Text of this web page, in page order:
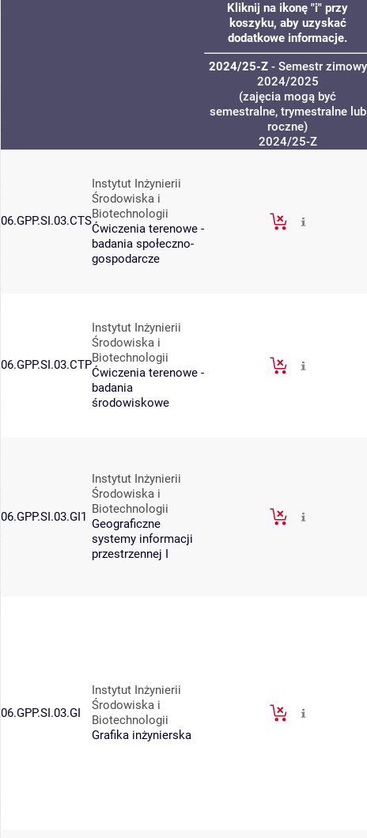
Kliknij na ikonę "i" przy
koszyku, aby uzyskać
dodatkowe informacje.
2024/25-Z- Semestr zimowy
2024/2025
(zajęcia mogą być
semestralne, trymestralne lub
roczne)
2024/25-Z
06.GPP.SI.03.CTS
Instytut Inżynierii
Środowiska i
Biotechnologii
Ćwiczenia terenowe -
badania społeczno-
gospodarcze
06.GPP.SI.03.CTP
Instytut Inżynierii
Środowiska i
Biotechnologii
Ćwiczenia terenowe -
badania
środowiskowe
06.GPP.SI.03.GI1
Instytut Inżynierii
Środowiska i
Biotechnologii
Geograficzne
systemy informacji
przestrzennej I
06.GPP.SI.03.GI
Instytut Inżynierii
Środowiska i
Biotechnologii
Grafika inżynierska